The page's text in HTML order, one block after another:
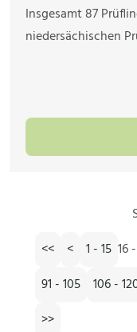
Insgesamt 87
niedersächischen
<<
< 1 - 15 16
91 - 105
106 -
>>